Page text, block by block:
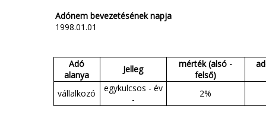
Adónem bevezetésének napja
1998.01.01
Adó
alanya
Jelleg
mérték (alsó -
felső)
vállalkozó
egykulcsos - év
-
2%